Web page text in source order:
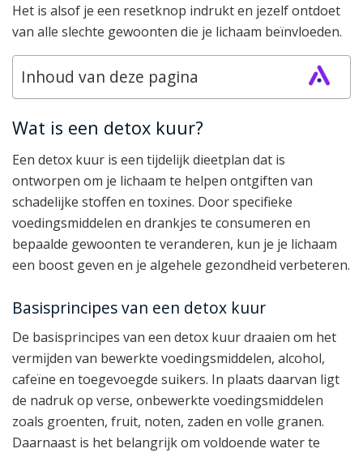
Het is alsof je een resetknop indrukt en jezelf ontdoet
van alle slechte gewoonten die je lichaam beïnvloeden.
Inhoud van deze pagina
Wat is een detox kuur?
Een detox kuur is een tijdelijk dieetplan dat is
ontworpen om je lichaam te helpen ontgiften van
schadelijke stoffen en toxines. Door specifieke
voedingsmiddelen en drankjes te consumeren en
bepaalde gewoonten te veranderen, kun je je lichaam
een boost geven en je algehele gezondheid verbeteren.
Basisprincipes van een detox kuur
De basisprincipes van een detox kuur draaien om het
vermijden van bewerkte voedingsmiddelen, alcohol,
cafeïne en toegevoegde suikers. In plaats daarvan ligt
de nadruk op verse, onbewerkte voedingsmiddelen
zoals groenten, fruit, noten, zaden en volle granen.
Daarnaast is het belangrijk om voldoende water te